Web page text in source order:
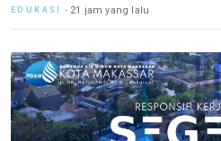
EDUKASI 21 jam yang lalu